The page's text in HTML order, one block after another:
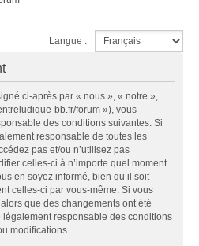
Langue :
ci-après par « nous », « notre »,
bb.fr/forum »), vous
des conditions suivantes. Si
responsable de toutes les
pas et/ou n’utilisez pas
celles-ci à n’importe quel moment
en soyez informé, bien qu’il soit
celles-ci par vous-même. Si vous
que des changements ont été
légalement responsable des conditions
modifications.